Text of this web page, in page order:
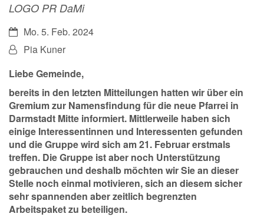
LOGO PR DaMi
Datum:Mo. 5. Feb. 2024
Von:Pia Kuner
Liebe Gemeinde,
bereits in den letzten Mitteilungen hatten wir über ein
Gremium zur Namensfindung für die neue Pfarrei in
Darmstadt Mitte informiert. Mittlerweile haben sich
einige Interessentinnen und Interessenten gefunden
und die Gruppe wird sich am 21. Februar erstmals
treffen. Die Gruppe ist aber noch Unterstützung
gebrauchen und deshalb möchten wir Sie an dieser
Stelle noch einmal motivieren, sich an diesem sicher
sehr spannenden aber zeitlich begrenzten
Arbeitspaket zu beteiligen.